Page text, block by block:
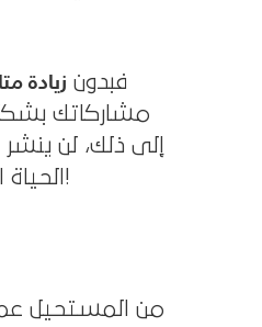
فبدون زيادة
مشاركاتك
إلى ذلك، لن
الحياة الواقعية مع الأصدقاء أو العائلة، لأنهم غير موجودين في الحياة الواقعية من الأساس!
من المستحيل